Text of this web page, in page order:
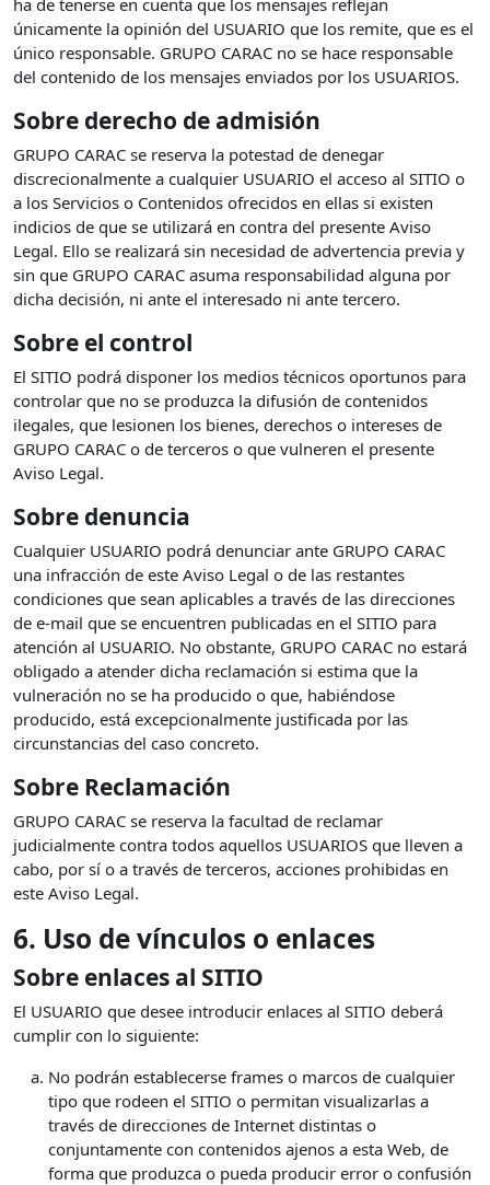
ha de tenerse en cuenta que los mensajes reflejan
únicamente la opinión del USUARIO que los remite, que es el
único responsable. GRUPO CARAC no se hace responsable
del contenido de los mensajes enviados por los USUARIOS.
Sobre derecho de admisión
GRUPO CARAC se reserva la potestad de denegar
discrecionalmente a cualquier USUARIO el acceso al SITIO o
a los Servicios o Contenidos ofrecidos en ellas si existen
indicios de que se utilizará en contra del presente Aviso
Legal. Ello se realizará sin necesidad de advertencia previa y
sin que GRUPO CARAC asuma responsabilidad alguna por
dicha decisión, ni ante el interesado ni ante tercero.
Sobre el control
El SITIO podrá disponer los medios técnicos oportunos para
controlar que no se produzca la difusión de contenidos
ilegales, que lesionen los bienes, derechos o intereses de
GRUPO CARAC o de terceros o que vulneren el presente
Aviso Legal.
Sobre denuncia
Cualquier USUARIO podrá denunciar ante GRUPO CARAC
una infracción de este Aviso Legal o de las restantes
condiciones que sean aplicables a través de las direcciones
de e-mail que se encuentren publicadas en el SITIO para
atención al USUARIO. No obstante, GRUPO CARAC no estará
obligado a atender dicha reclamación si estima que la
vulneración no se ha producido o que, habiéndose
producido, está excepcionalmente justificada por las
circunstancias del caso concreto.
Sobre Reclamación
GRUPO CARAC se reserva la facultad de reclamar
judicialmente contra todos aquellos USUARIOS que lleven a
cabo, por sí o a través de terceros, acciones prohibidas en
este Aviso Legal.
6. Uso de vínculos o enlaces
Sobre enlaces al SITIO
El USUARIO que desee introducir enlaces al SITIO deberá
cumplir con lo siguiente:
No podrán establecerse frames o marcos de cualquier
tipo que rodeen el SITIO o permitan visualizarlas a
través de direcciones de Internet distintas o
conjuntamente con contenidos ajenos a esta Web, de
forma que produzca o pueda producir error o confusión